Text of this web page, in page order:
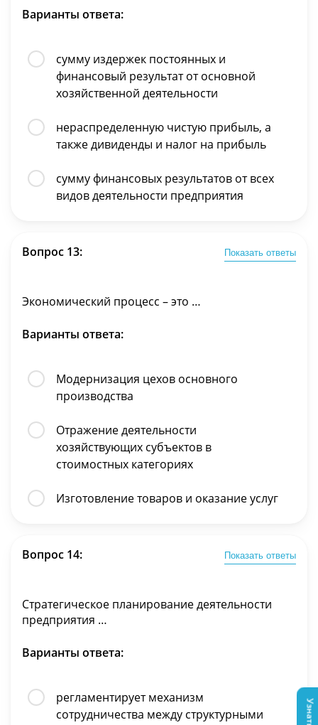
Варианты ответа:
сумму издержек постоянных и
финансовый результат от основной
хозяйственной деятельности
нераспределенную чистую прибыль, а
также дивиденды и налог на прибыль
сумму финансовых результатов от всех
видов деятельности предприятия
Вопрос 13: Показать ответы
Экономический процесс – это …
Варианты ответа:
Модернизация цехов основного
производства
Отражение деятельности
хозяйствующих субъектов в
стоимостных категориях
Изготовление товаров и оказание услуг
Вопрос 14: Показать ответы
Стратегическое планирование деятельности
предприятия …
Варианты ответа:
регламентирует механизм
сотрудничества между структурными